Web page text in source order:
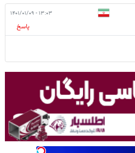
۱۳:۰۳ - ۱۴۰۱/۰۱/۰۹
پاسخ